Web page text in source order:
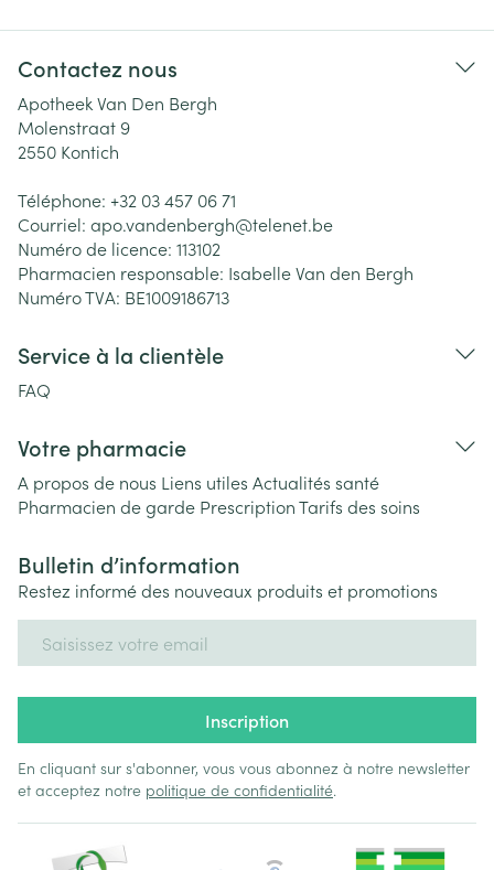
Contactez nous
Apotheek Van Den Bergh
Molenstraat 9
2550 Kontich
Téléphone: +32 03 457 06 71
Courriel: apo.vandenbergh@telenet.be
Numéro de licence: 113102
Pharmacien responsable: Isabelle Van den Bergh
Numéro TVA: BE1009186713
Service à la clientèle
FAQ
Votre pharmacie
A propos de nous Liens utiles Actualités santé
Pharmacien de garde PrescriptionTarifs des soins
Bulletin d’information
Restez informé des nouveaux produits et promotions
Inscription
En cliquant sur s'abonner, vous vous abonnez à notre newsletter
et acceptez notre politique de confidentialité.